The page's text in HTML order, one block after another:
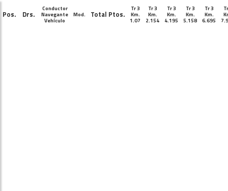
Pos. Drs.
Conductor
Navegante
Vehículo
Mod. Total Ptos.
Tr 3
Km.
1.07
Tr 3
Km.
2.154
Tr 3
Km.
4.195
Tr 3
Km.
5.158
Tr 3
Km.
6.695